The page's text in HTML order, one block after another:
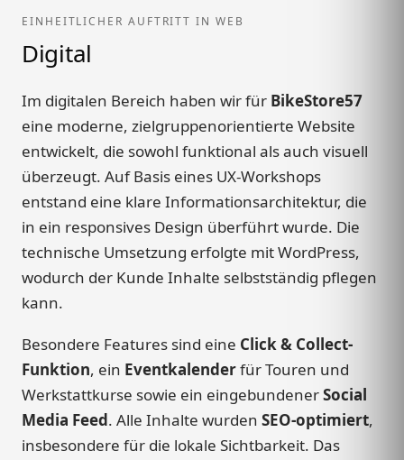
EINHEITLICHER AUFTRITT IN WEB
Digital
Im digitalen Bereich haben wir für BikeStore57
eine moderne, zielgruppenorientierte Website
entwickelt, die sowohl funktional als auch visuell
überzeugt. Auf Basis eines UX-Workshops
entstand eine klare Informationsarchitektur, die
in ein responsives Design überführt wurde. Die
technische Umsetzung erfolgte mit WordPress,
wodurch der Kunde Inhalte selbstständig pflegen
kann.
Besondere Features sind eine Click & Collect-
Funktion, ein Eventkalenderfür Touren und
Werkstattkurse sowie ein eingebundenerSocial
Media Feed. Alle Inhalte wurden SEO-optimiert,
insbesondere für die lokale Sichtbarkeit. Das